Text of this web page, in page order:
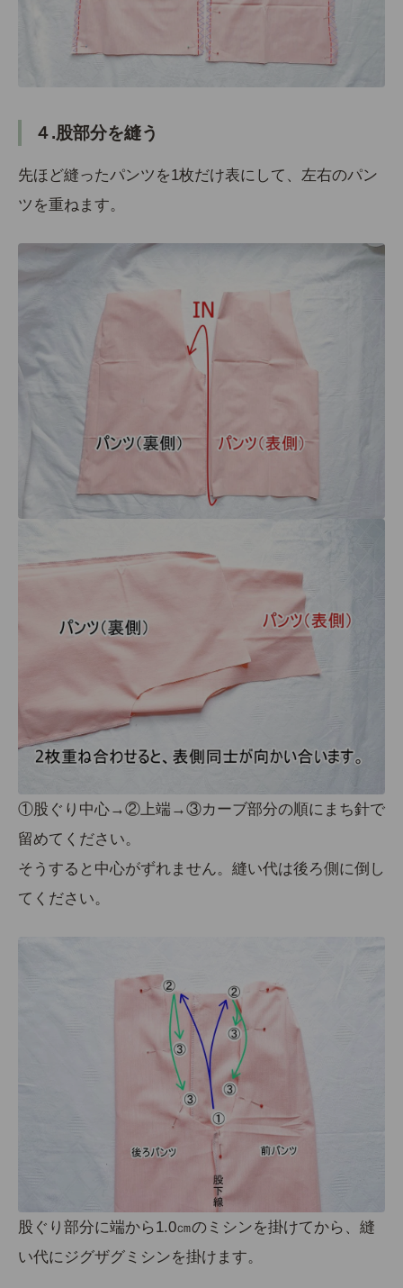
４.股部分を縫う
先ほど縫ったパンツを1枚だけ表にして、左右のパン
ツを重ねます。
①股ぐり中心→②上端→③カーブ部分の順にまち針で
留めてください。
そうすると中心がずれません。縫い代は後ろ側に倒し
てください。
股ぐり部分に端から1.0㎝のミシンを掛けてから、縫
い代にジグザグミシンを掛けます。